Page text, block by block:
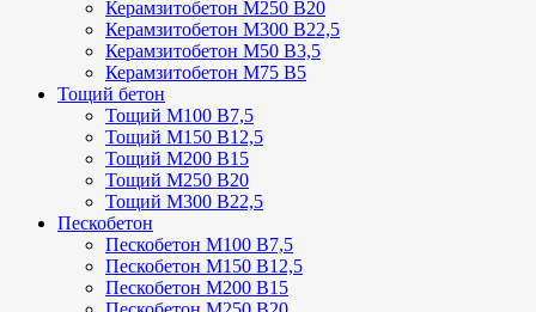
Керамзитобетон М250 В20
Керамзитобетон М300 В22,5
Керамзитобетон М50 В3,5
Керамзитобетон М75 В5
Тощий бетон
Тощий М100 В7,5
Тощий М150 В12,5
Тощий М200 В15
Тощий М250 В20
Тощий М300 В22,5
Пескобетон
Пескобетон М100 В7,5
Пескобетон М150 В12,5
Пескобетон М200 В15